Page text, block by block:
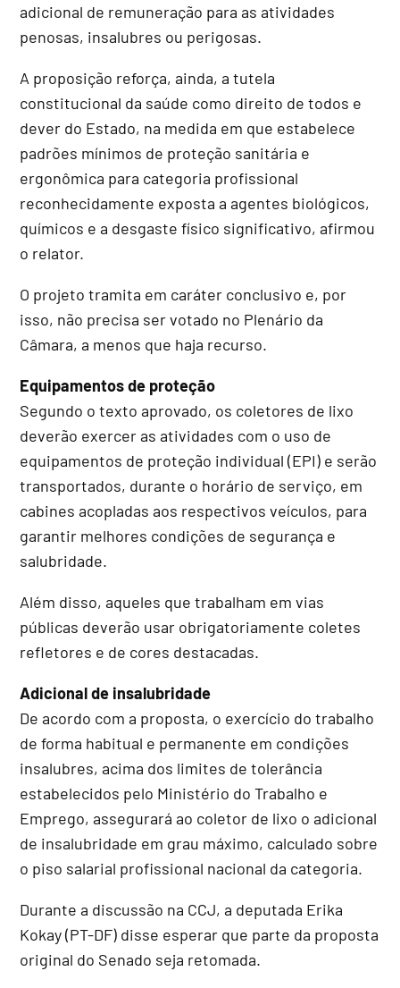
adicional de remuneração para as atividades
penosas, insalubres ou perigosas.
A proposição reforça, ainda, a tutela
constitucional da saúde como direito de todos e
dever do Estado, na medida em que estabelece
padrões mínimos de proteção sanitária e
ergonômica para categoria profissional
reconhecidamente exposta a agentes biológicos,
químicos e a desgaste físico significativo, afirmou
o relator.
O projetotramita em caráter conclusivo e, por
isso, não precisa ser votado no Plenário da
Câmara, a menos que haja recurso.
Equipamentos de proteção
Segundo o texto aprovado, os coletores de lixo
deverão exercer as atividades com o uso de
equipamentos de proteção individual (EPI) e serão
transportados, durante o horário de serviço, em
cabines acopladas aos respectivos veículos, para
garantir melhores condições de segurança e
salubridade.
Além disso, aqueles que trabalham em vias
públicas deverão usar obrigatoriamente coletes
refletores e de cores destacadas.
Adicional de insalubridade
De acordo com a proposta, o exercício do trabalho
de forma habitual e permanente em condições
insalubres, acima dos limites de tolerância
estabelecidos pelo Ministério do Trabalho e
Emprego, assegurará ao coletor de lixo o adicional
de insalubridade em grau máximo, calculado sobre
o piso salarial profissional nacional da categoria.
Durante a discussão na CCJ, a deputada Erika
Kokay (PT-DF) disse esperar que parte da proposta
original do Senado seja retomada.